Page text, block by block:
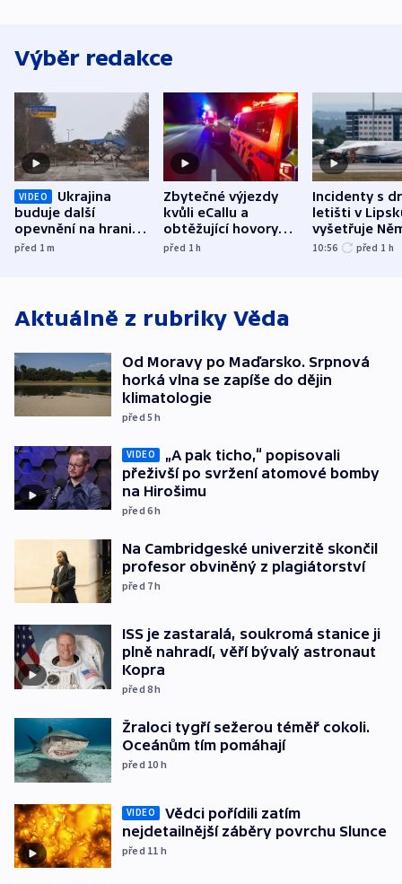
Výběr redakce
VIDEO
Ukrajina
buduje další
opevnění na hranici
s Běloruskem
před 1m
Zbytečné výjezdy
kvůli eCallu a
obtěžující hovory
zdržují záchranáře
před 1h
Incidenty s
letišti v
vyšetřuje
jako úmyslný
10:56 před 1 h
Aktuálně z rubriky Věda
Od Moravy po Maďarsko. Srpnová
horká vlna se zapíše do dějin
klimatologie
před 5h
VIDEO
„A pak ticho,“ popisovali
přeživší po svržení atomové bomby
na Hirošimu
před 6h
Na Cambridgeské univerzitě skončil
profesor obviněný z plagiátorství
před 7h
ISS je zastaralá, soukromá stanice ji
plně nahradí, věří bývalý astronaut
Kopra
před 8h
Žraloci tygří sežerou téměř cokoli.
Oceánům tím pomáhají
před 10 h
VIDEO
Vědci pořídili zatím
nejdetailnější záběry povrchu Slunce
před 11 h